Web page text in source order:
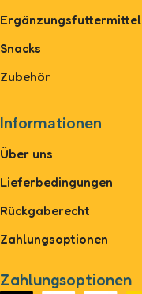
Ergänzungsfuttermittel
Snacks
Zubehör
Informationen
Über uns
Lieferbedingungen
Rückgaberecht
Zahlungsoptionen
Zahlungsoptionen